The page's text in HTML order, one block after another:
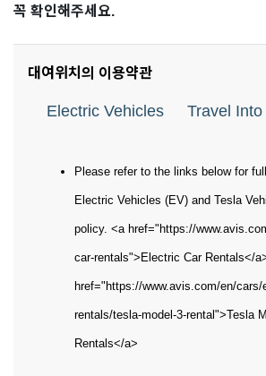
꼭 확인해주세요.
대여위치의 이용약관
Electric Vehicles Travel
Please refer to the links below for
Electric Vehicles (EV) and Tesla
policy. <a href="https://
car-rentals">Electric Car Rentals</
href="https://www.avis.com/en/cars/
rentals/tesla-model-3-rental">Tesla
Rentals</a>